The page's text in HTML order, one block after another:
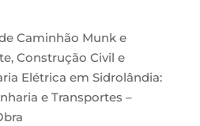
Caminhão Munk e
Construção Civil e
Elétrica em Sidrolândia:
e Transportes –